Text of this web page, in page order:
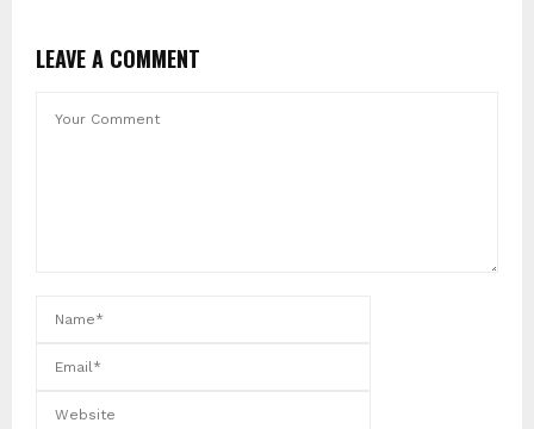
LEAVE A COMMENT